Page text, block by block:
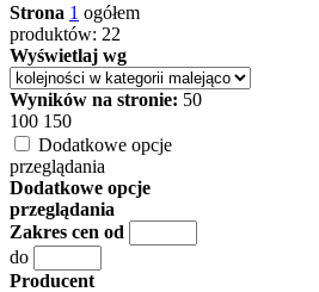
Strona 1 ogółem
produktów: 22
Wyświetlaj wg
Wyników na stronie: 50
100 150
Dodatkowe opcje
przeglądania
Dodatkowe opcje
przeglądania
Zakres cen od
do
Producent